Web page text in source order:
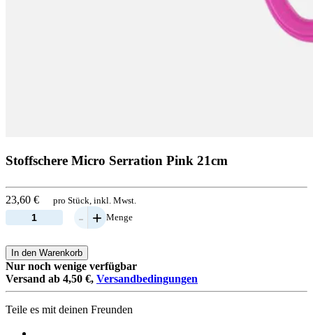
Stoffschere Micro Serration Pink 21cm
23,60 € pro Stück, inkl. Mwst.
- + Menge
In den Warenkorb
Nur noch wenige verfügbar
Versand ab 4,50 €, Versandbedingungen
Teile es mit deinen Freunden